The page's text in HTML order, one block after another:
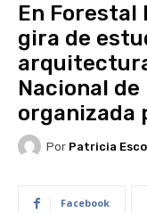
En Forestal
gira de
Nacional de
organizada
Por Patricia
Facebook